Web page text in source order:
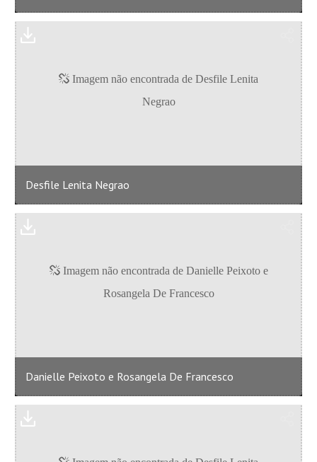
Desfile Lenita Negrao
Danielle Peixoto e Rosangela De Francesco